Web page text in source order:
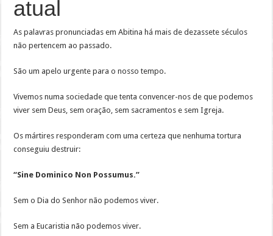
atual
As palavras pronunciadas em Abitina há mais de dezassete séculos
não pertencem ao passado.
São um apelo urgente para o nosso tempo.
Vivemos numa sociedade que tenta convencer-nos de que podemos
viver sem Deus, sem oração, sem sacramentos e sem Igreja.
Os mártires responderam com uma certeza que nenhuma tortura
conseguiu destruir:
“Sine Dominico Non Possumus.”
Sem o Dia do Senhor não podemos viver.
Sem a Eucaristia não podemos viver.